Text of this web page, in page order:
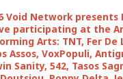
Void Network presents
participating at the
Arts: TNT, Fer De
Assos, VoxPopuli,
Sanity, 542, Tasos